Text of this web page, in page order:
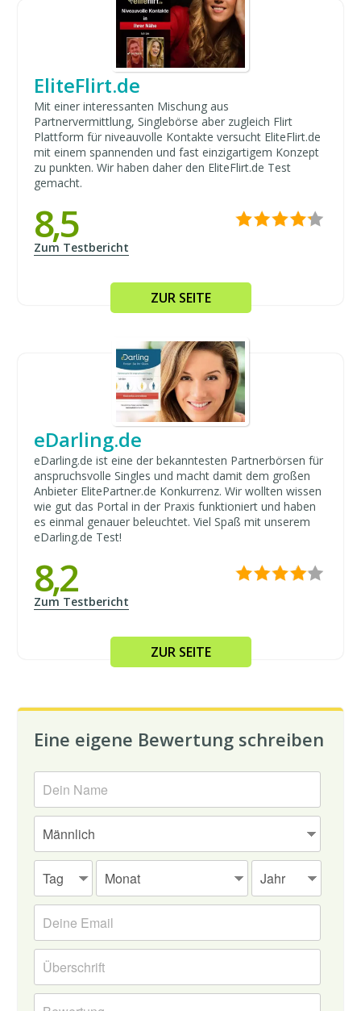
EliteFlirt.de
Mit einer interessanten Mischung aus
Partnervermittlung, Singlebörse aber zugleich Flirt
Plattform für niveauvolle Kontakte versucht EliteFlirt.de
mit einem spannenden und fast einzigartigem Konzept
zu punkten. Wir haben daher den EliteFlirt.de Test
gemacht.
8,5
Zum Testbericht
ZUR SEITE
eDarling.de
eDarling.de ist eine der bekanntesten Partnerbörsen für
anspruchsvolle Singles und macht damit dem großen
Anbieter ElitePartner.de Konkurrenz. Wir wollten wissen
wie gut das Portal in der Praxis funktioniert und haben
es einmal genauer beleuchtet. Viel Spaß mit unserem
eDarling.de Test!
8,2
Zum Testbericht
ZUR SEITE
Eine eigene Bewertung schreiben